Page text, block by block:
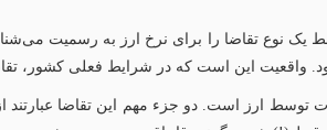
نوع تقاضا را برای نرخ ارز به رسمیت
واقعیت این است که در شرایط فعلی کشور،
توسط ارز است. دو جزء مهم این تقاضا